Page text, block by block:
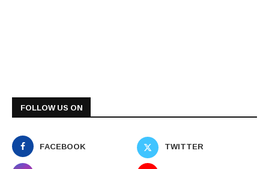
FOLLOW US ON
FACEBOOK
TWITTER